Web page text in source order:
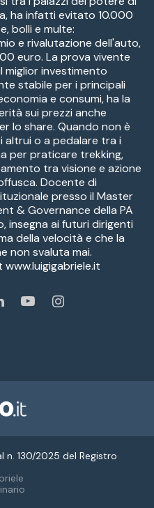
n. 130/2025 del Registro